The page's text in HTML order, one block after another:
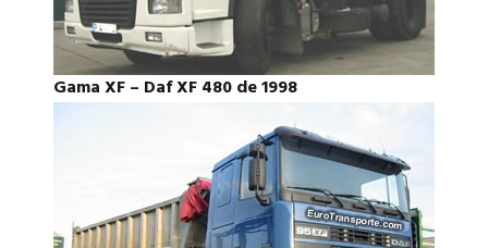
Gama XF – Daf XF 480 de 1998